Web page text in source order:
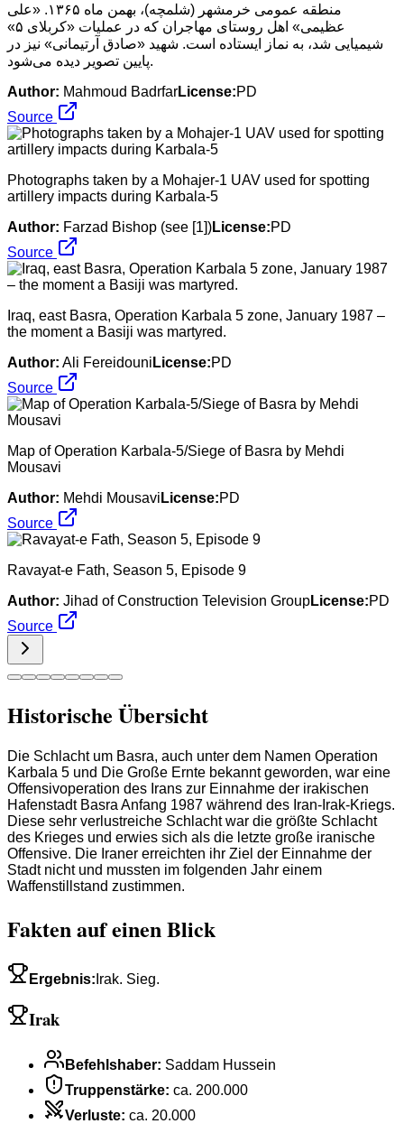
منطقه عمومی خرمشهر (شلمچه)، بهمن ماه ۱۳۶۵. «علی
عظیمی» اهل روستای مهاجران که در عملیات «کربلای ۵»
شیمیایی شد، به نماز ایستاده است. شهید «صادق آرتیمانی» نیز در
پایین تصویر دیده می‌شود.
Author: Mahmoud BadrfarLicense:PD
Source
Photographs taken by a Mohajer-1 UAV used for spotting
artillery impacts during Karbala-5
Author: Farzad Bishop (see [1])License:PD
Source
Iraq, east Basra, Operation Karbala 5 zone, January 1987 –
the moment a Basiji was martyred.
Author: Ali Fereidouni License:PD
Source
Map of Operation Karbala-5/Siege of Basra by Mehdi
Mousavi
Author: Mehdi Mousavi License:PD
Source
Ravayat-e Fath, Season 5, Episode 9
Author: Jihad of Construction Television GroupLicense:PD
Source
Historische Übersicht
Die Schlacht um Basra, auch unter dem Namen Operation
Karbala 5 und Die Große Ernte bekannt geworden, war eine
Offensivoperation des Irans zur Einnahme der irakischen
Hafenstadt Basra Anfang 1987 während des Iran-Irak-Kriegs.
Diese sehr verlustreiche Schlacht war die größte Schlacht
des Krieges und erwies sich als die letzte große iranische
Offensive. Die Iraner erreichten ihr Ziel der Einnahme der
Stadt nicht und mussten im folgenden Jahr einem
Waffenstillstand zustimmen.
Fakten auf einen Blick
Ergebnis: Irak. Sieg.
Irak
Befehlshaber: Saddam Hussein
Truppenstärke: ca. 200.000
Verluste: ca. 20.000